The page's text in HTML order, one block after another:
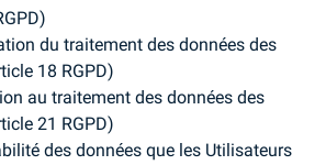
du traitement des données des
18 RGPD)
au traitement des données des
21 RGPD)
des données que les Utilisateurs